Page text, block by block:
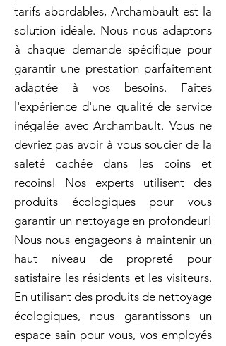
tarifs abordables, Archambault est la
solution idéale. Nous nous adaptons
à chaque demande spécifique pour
garantir une prestation parfaitement
adaptée à vos besoins. Faites
l'expérience d'une qualité de service
inégalée avec Archambault. Vous ne
devriez pas avoir à vous soucier de la
saleté cachée dans les coins et
recoins! Nos experts utilisent des
produits écologiques pour vous
garantir un nettoyage en profondeur!
Nous nous engageons à maintenir un
haut niveau de propreté pour
satisfaire les résidents et les visiteurs.
En utilisant des produits de nettoyage
écologiques, nous garantissons un
espace sain pour vous, vos employés